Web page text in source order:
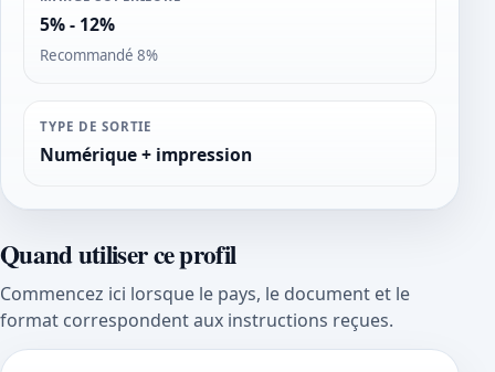
5% - 12%
Recommandé 8%
TYPE DE SORTIE
Numérique + impression
Quand utiliser ce profil
Commencez ici lorsque le pays, le document et le
format correspondent aux instructions reçues.